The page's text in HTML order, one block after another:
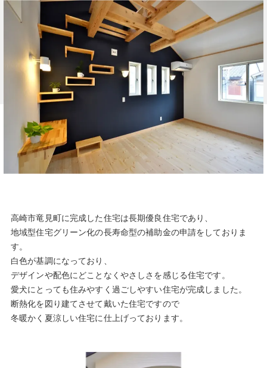
高崎市竜見町に完成した住宅は長期優良住宅であり、
地域型住宅グリーン化の長寿命型の補助金の申請をしておりま
す。
白色が基調になっており、
デザインや配色にどことなくやさしさを感じる住宅です。
愛犬にとっても住みやすく過ごしやすい住宅が完成しました。
断熱化を図り建てさせて戴いた住宅ですので
冬暖かく夏涼しい住宅に仕上げっております。